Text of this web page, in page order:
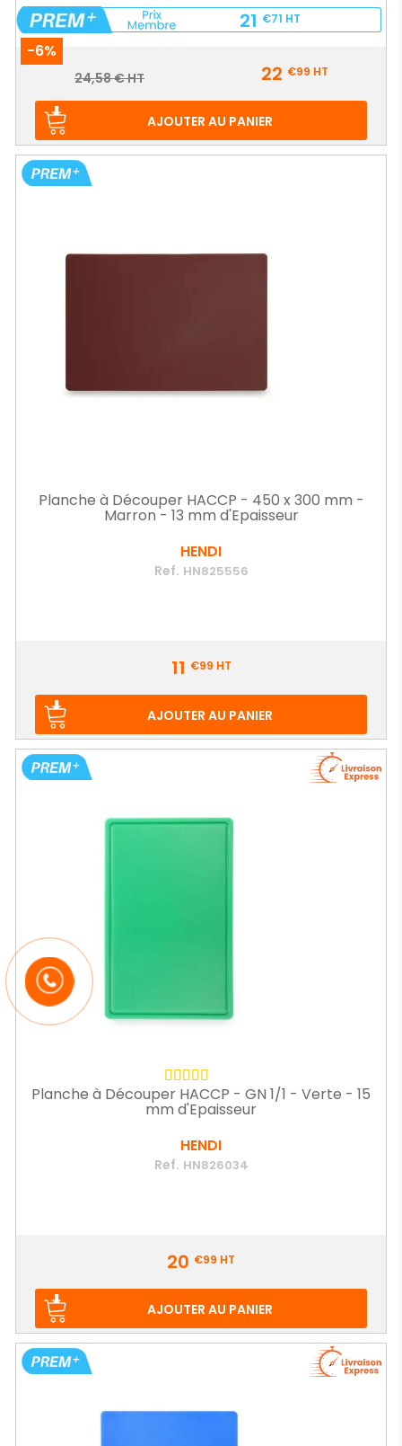
21 €71 HT
-6%
Prix
Prix
24,58 € HT 22 €99 HT
AJOUTER AU PANIER
Planche à Découper HACCP - 450 x 300 mm -
Marron - 13 mm d'Epaisseur
HENDI
Ref. HN825556
11 €99 HT
AJOUTER AU PANIER
Planche à Découper HACCP - GN 1/1 - Verte - 15
mm d'Epaisseur
HENDI
Ref. HN826034
20 €99 HT
AJOUTER AU PANIER